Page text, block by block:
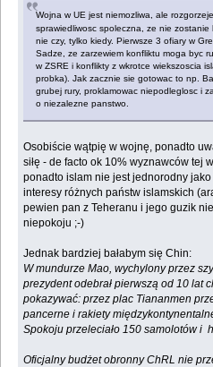
Wojna w UE jest niemozliwa, ale
sprawiedliwosc spoleczna, ze nie
nie czy, tylko kiedy. Pierwsze 3 ofiary w
Sadze, ze zarzewiem konfliktu moga byc
w ZSRE i konflikty z wkrotce wiekszoscia
probka). Jak zacznie sie gotowac to np.
grubej rury, proklamowac niepodleglosc i
o niezalezne panstwo.
Osobiście wątpię w wojnę, ponadto
siłę - de facto ok 10% wyznawców tej
ponadto islam nie jest jednorodny
interesy różnych państw islamskich
pewien pan z Teheranu i jego guzik
niepokoju ;-)
Jednak bardziej bałabym się Chin:
W mundurze Mao, wychylony przez
prezydent odebrał pierwszą od 10 lat
pokazywać: przez plac Tiananmen
pancerne i rakiety
Spokoju przeleciało 150 samolotów i
Oficjalny budżet obronny ChRL nie